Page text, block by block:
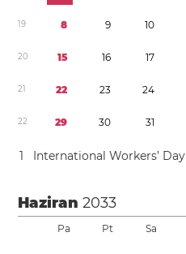
19 8 9 10
20 15 16 17
21 22 23 24
22 29 30 31
1 International Workers’ Day
Haziran2033
Pa Pt Sa